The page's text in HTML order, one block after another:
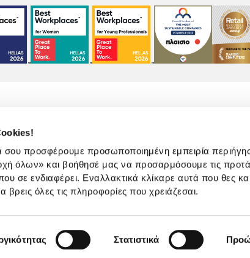
σου προσφέρουμε προσωποποιημένη εμπειρία
όλων» και βοήθησέ μας να προσαρμόσουμε τις
σε ενδιαφέρει. Εναλλακτικά κλίκαρε αυτά που θες
βρεις όλες τις πληροφορίες που χρειάζεσαι.
Στατιστικά
Πολιτική Cookies Πολιτική Απορρήτου
©2026 Plaisio Computers